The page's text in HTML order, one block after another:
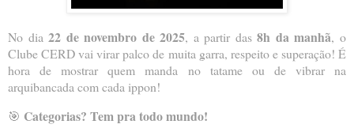
No dia22 de novembro de 2025, a partir das8h da manhã, o
Clube CERD vai virar palco de muita garra, respeito e superação! É
hora de mostrar quem manda no tatame ou de vibrar na
arquibancada com cada ippon!
🎯 Categorias? Tem pra todo mundo!